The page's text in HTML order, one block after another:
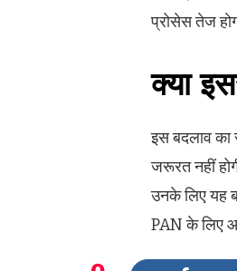
प्रोसेस तेज
क्या
इस बदलाव
जरूरत नहीं
उनके लिए यह
PAN के लिए